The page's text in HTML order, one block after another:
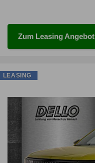
Zum Leasing Angebot
LEASING